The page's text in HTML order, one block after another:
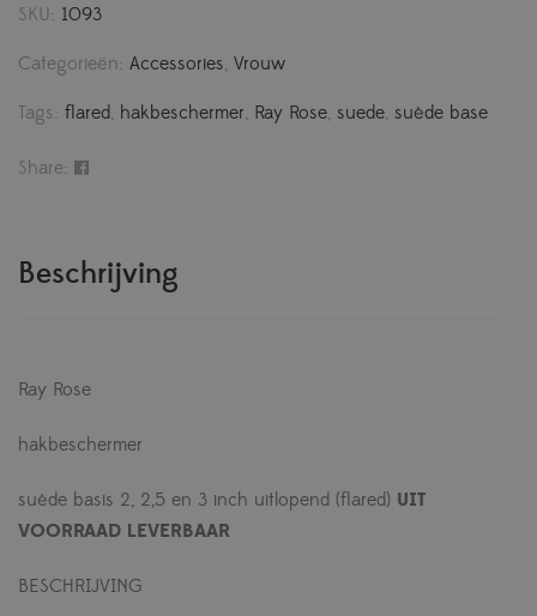
SKU: 1093
Categorieën: Accessories, Vrouw
Tags: flared, hakbeschermer, Ray Rose, suede, suède base
Share:
Beschrijving
Ray Rose
hakbeschermer
suède basis 2, 2,5 en 3 inch uitlopend (flared) UIT
VOORRAAD LEVERBAAR
BESCHRIJVING